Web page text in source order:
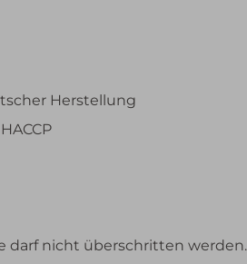
Herstellung
darf nicht überschritten werden.